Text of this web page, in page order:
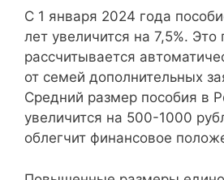
С 1 января 2024 года
лет увеличится на 7,5%.
рассчитывается
от семей дополнительных
Средний размер пособия в
увеличится на 500-1000
облегчит финансовое